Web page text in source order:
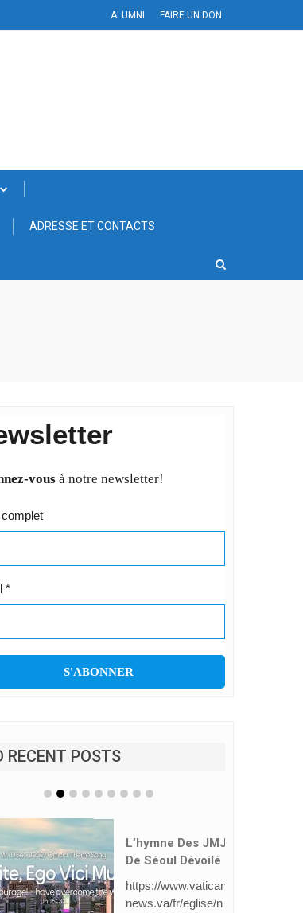
ALUMNI FAIRE UN DON
ADRESSE ET CONTACTS
vousà notre newsletter!
*
RECENT POSTS
De Séoul Dévoilé
news.va/fr/eglise/n
ews/2026-08/hymn